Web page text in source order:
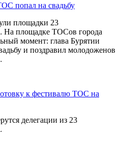
попал на свадьбу
площадки 23
На площадке ТОСов города
момент: глава Бурятии
и поздравил молодоженов
к фестивалю ТОС на
делегации из 23